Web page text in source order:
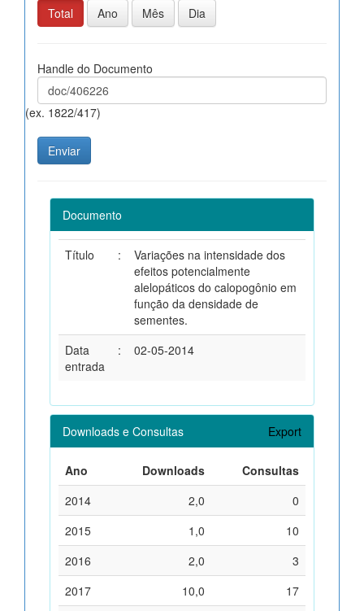
Total
Ano Mês Dia
Handle do Documento
(ex. 1822/417)
Documento
Título :
Variações na intensidade dos
efeitos potencialmente
alelopáticos do calopogônio em
função da densidade de
sementes.
Data
entrada
: 02-05-2014
Downloads e Consultas Export
Ano Downloads
Consultas
2014
2,0
0
2015
1,0
10
2016
2,0
3
2017
10,0
17